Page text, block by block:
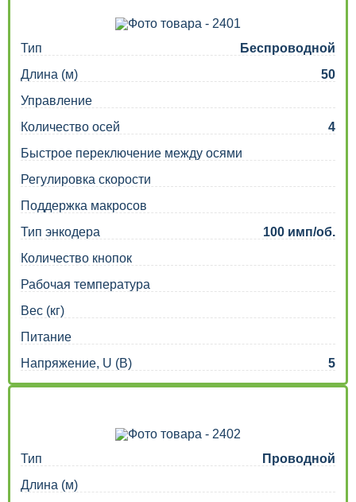
Тип
Беспроводной
Длина (м)
50
Управление
Количество осей
4
Быстрое переключение между осями
Регулировка скорости
Поддержка макросов
Тип энкодера
100 имп/об.
Количество кнопок
Рабочая температура
Вес (кг)
Питание
Напряжение, U (В)
5
Тип
Проводной
Длина (м)